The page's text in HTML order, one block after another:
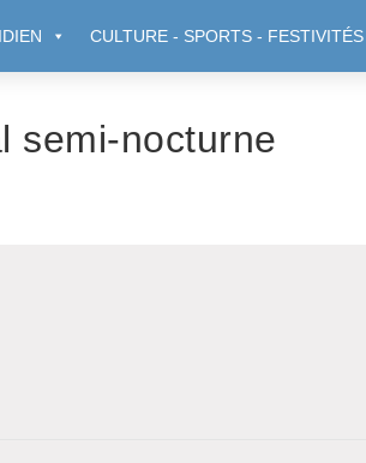
CULTURE - SPORTS - FESTIVITÉS
semi-nocturne